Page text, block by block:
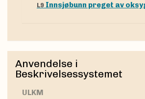
L9 Innsjøbunn preget av
Anvendelse i
Beskrivelsessystemet
uLKM